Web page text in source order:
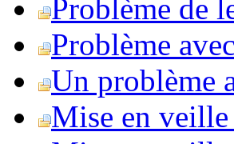
Problème de
Problème
Un problème
Mise en